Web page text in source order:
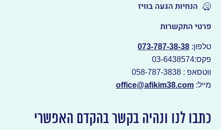
הנחיות הגעה בוויז
פרטי התקשרות
טלפון:073-787-38-38
פקס:03-6438574
ווטסאפ : 058-787-3838
מייל:office@afikim38.com
כתבו לנו ונהיה בקשר בהקדם האפשרי